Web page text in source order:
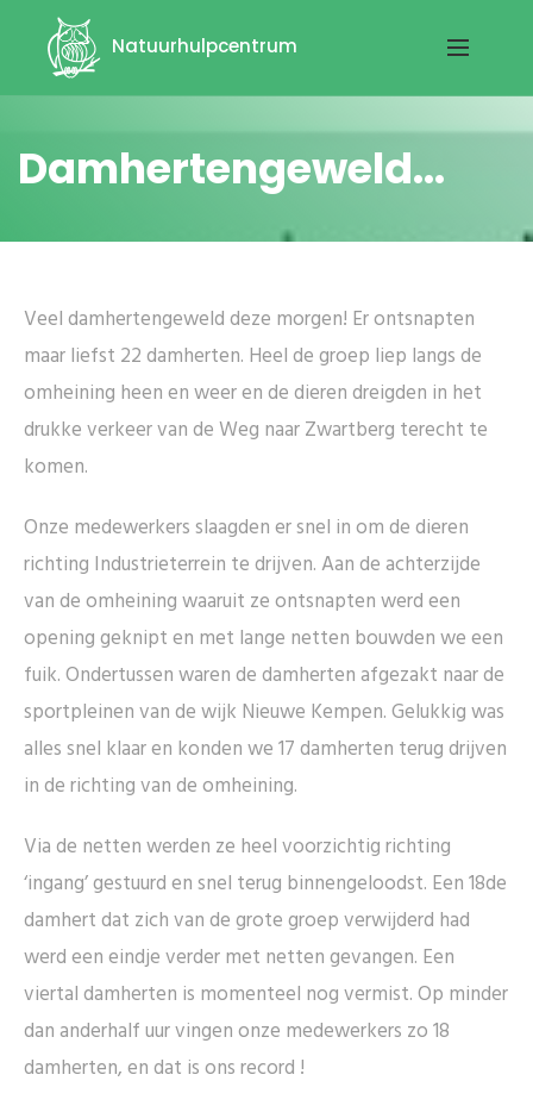
Natuurhulpcentrum
Damhertengeweld...
Veel damhertengeweld deze morgen! Er ontsnapten
maar liefst 22 damherten. Heel de groep liep langs de
omheining heen en weer en de dieren dreigden in het
drukke verkeer van de Weg naar Zwartberg terecht te
komen.
Onze medewerkers slaagden er snel in om de dieren
richting Industrieterrein te drijven. Aan de achterzijde
van de omheining waaruit ze ontsnapten werd een
opening geknipt en met lange netten bouwden we een
fuik. Ondertussen waren de damherten afgezakt naar de
sportpleinen van de wijk Nieuwe Kempen. Gelukkig was
alles snel klaar en konden we 17 damherten terug drijven
in de richting van de omheining.
Via de netten werden ze heel voorzichtig richting
‘ingang’ gestuurd en snel terug binnengeloodst. Een 18de
damhert dat zich van de grote groep verwijderd had
werd een eindje verder met netten gevangen. Een
viertal damherten is momenteel nog vermist. Op minder
dan anderhalf uur vingen onze medewerkers zo 18
damherten, en dat is ons record !